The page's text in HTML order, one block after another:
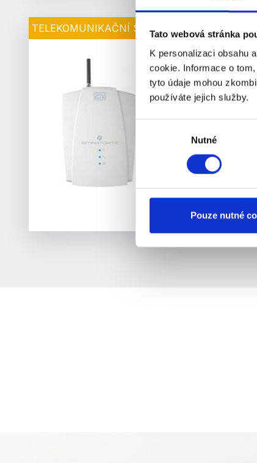
Tato webová stránka
K personalizaci obsahu
cookie. Informace o
tyto údaje mohou
používáte jejich služby.
Nutné
Pouze nutné
TELEKOMUNIKAČNÍ SYSTÉMY
Vzájemná
s pracovním
funkční